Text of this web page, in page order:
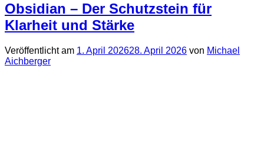
Obsidian – Der Schutzstein für
Klarheit und Stärke
Veröffentlicht am 1. April 202628. April 2026 von Michael
Aichberger